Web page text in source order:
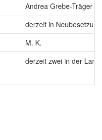
Andrea Grebe-Träger
derzeit in Neubesetzung
M. K.
derzeit zwei in der